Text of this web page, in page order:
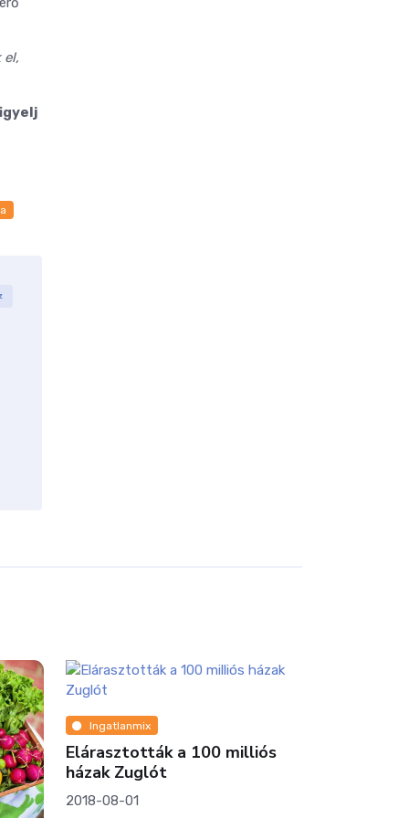
el,
Ingatlanmix
Elárasztották a 100 milliós
házak Zuglót
2018-08-01